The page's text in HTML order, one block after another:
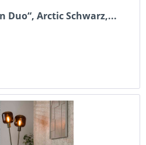
Duo“, Arctic Schwarz,...